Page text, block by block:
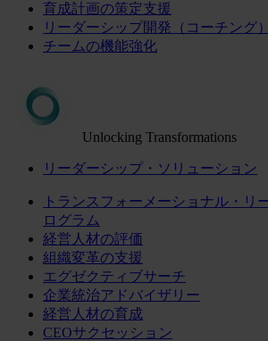
育成計画の策定支援
リーダーシップ開発（コーチング）
チームの機能強化
Unlocking Transformations
リーダーシップ・ソリューション
トランスフォーメーショナル・リ
ログラム
経営人材の評価
組織変革の支援
エグゼクティブサーチ
企業統治アドバイザリー
経営人材の育成
CEOサクセッション